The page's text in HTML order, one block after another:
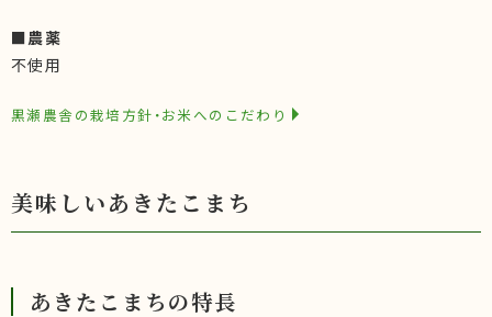
■農薬
不使用
黒瀬農舎の栽培方針・お米へのこだわり
美味しいあきたこまち
あきたこまちの特長